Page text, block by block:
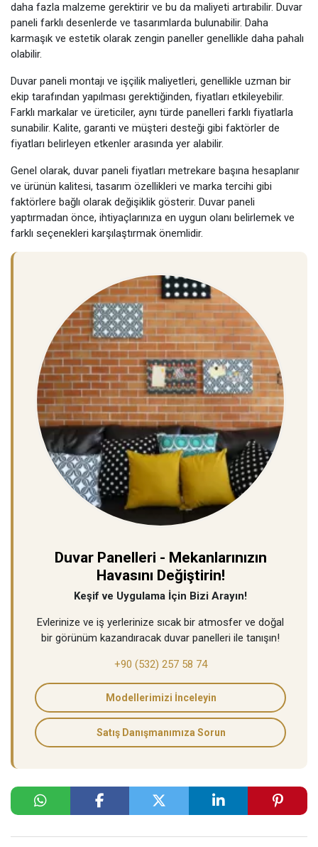
daha fazla malzeme gerektirir ve bu da maliyeti artırabilir. Duvar
paneli farklı desenlerde ve tasarımlarda bulunabilir. Daha
karmaşık ve estetik olarak zengin paneller genellikle daha pahalı
olabilir.
Duvar paneli montajı ve işçilik maliyetleri, genellikle uzman bir
ekip tarafından yapılması gerektiğinden, fiyatları etkileyebilir.
Farklı markalar ve üreticiler, aynı türde panelleri farklı fiyatlarla
sunabilir. Kalite, garanti ve müşteri desteği gibi faktörler de
fiyatları belirleyen etkenler arasında yer alabilir.
Genel olarak, duvar paneli fiyatları metrekare başına hesaplanır
ve ürünün kalitesi, tasarım özellikleri ve marka tercihi gibi
faktörlere bağlı olarak değişiklik gösterir. Duvar paneli
yaptırmadan önce, ihtiyaçlarınıza en uygun olanı belirlemek ve
farklı seçenekleri karşılaştırmak önemlidir.
Duvar Panelleri - Mekanlarınızın
Havasını Değiştirin!
Keşif ve Uygulama İçin Bizi Arayın!
Evlerinize ve iş yerlerinize sıcak bir atmosfer ve doğal
bir görünüm kazandıracak duvar panelleri ile tanışın!
+90 (532) 257 58 74
Modellerimizi İnceleyin
Satış Danışmanımıza Sorun